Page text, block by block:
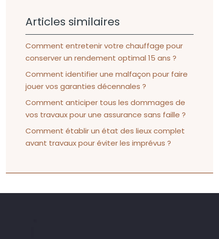
Articles similaires
Comment entretenir votre chauffage pour
conserver un rendement optimal 15 ans ?
Comment identifier une malfaçon pour faire
jouer vos garanties décennales ?
Comment anticiper tous les dommages de
vos travaux pour une assurance sans faille ?
Comment établir un état des lieux complet
avant travaux pour éviter les imprévus ?